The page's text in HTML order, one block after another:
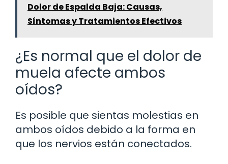
Dolor de Espalda Baja: Causas,
Síntomas y Tratamientos Efectivos
¿Es normal que el dolor de
muela afecte ambos
oídos?
Es posible que sientas molestias en
ambos oídos debido a la forma en
que los nervios están conectados.